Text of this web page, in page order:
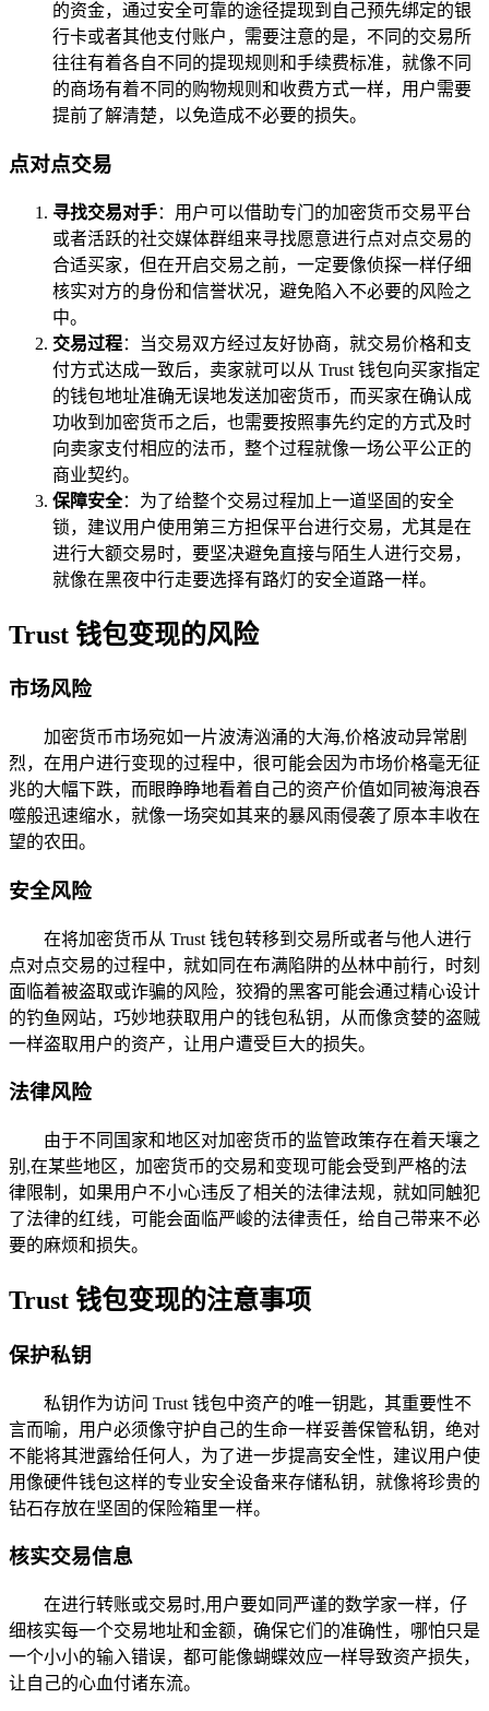
的资金，通过安全可靠的途径提现到自己预先绑定的银
行卡或者其他支付账户，需要注意的是，不同的交易所
往往有着各自不同的提现规则和手续费标准，就像不同
的商场有着不同的购物规则和收费方式一样，用户需要
提前了解清楚，以免造成不必要的损失。
点对点交易
寻找交易对手：用户可以借助专门的加密货币交易平台
或者活跃的社交媒体群组来寻找愿意进行点对点交易的
合适买家，但在开启交易之前，一定要像侦探一样仔细
核实对方的身份和信誉状况，避免陷入不必要的风险之
中。
交易过程：当交易双方经过友好协商，就交易价格和支
付方式达成一致后，卖家就可以从 Trust 钱包向买家指定
的钱包地址准确无误地发送加密货币，而买家在确认成
功收到加密货币之后，也需要按照事先约定的方式及时
向卖家支付相应的法币，整个过程就像一场公平公正的
商业契约。
保障安全：为了给整个交易过程加上一道坚固的安全
锁，建议用户使用第三方担保平台进行交易，尤其是在
进行大额交易时，要坚决避免直接与陌生人进行交易，
就像在黑夜中行走要选择有路灯的安全道路一样。
Trust 钱包变现的风险
市场风险
加密货币市场宛如一片波涛汹涌的大海,价格波动异常剧
烈，在用户进行变现的过程中，很可能会因为市场价格毫无征
兆的大幅下跌，而眼睁睁地看着自己的资产价值如同被海浪吞
噬般迅速缩水，就像一场突如其来的暴风雨侵袭了原本丰收在
望的农田。
安全风险
在将加密货币从 Trust 钱包转移到交易所或者与他人进行
点对点交易的过程中，就如同在布满陷阱的丛林中前行，时刻
面临着被盗取或诈骗的风险，狡猾的黑客可能会通过精心设计
的钓鱼网站，巧妙地获取用户的钱包私钥，从而像贪婪的盗贼
一样盗取用户的资产，让用户遭受巨大的损失。
法律风险
由于不同国家和地区对加密货币的监管政策存在着天壤之
别,在某些地区，加密货币的交易和变现可能会受到严格的法
律限制，如果用户不小心违反了相关的法律法规，就如同触犯
了法律的红线，可能会面临严峻的法律责任，给自己带来不必
要的麻烦和损失。
Trust 钱包变现的注意事项
保护私钥
私钥作为访问 Trust 钱包中资产的唯一钥匙，其重要性不
言而喻，用户必须像守护自己的生命一样妥善保管私钥，绝对
不能将其泄露给任何人，为了进一步提高安全性，建议用户使
用像硬件钱包这样的专业安全设备来存储私钥，就像将珍贵的
钻石存放在坚固的保险箱里一样。
核实交易信息
在进行转账或交易时,用户要如同严谨的数学家一样，仔
细核实每一个交易地址和金额，确保它们的准确性，哪怕只是
一个小小的输入错误，都可能像蝴蝶效应一样导致资产损失，
让自己的心血付诸东流。